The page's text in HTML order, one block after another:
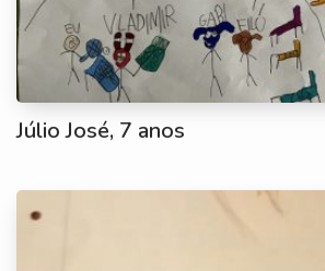
Júlio José, 7 anos